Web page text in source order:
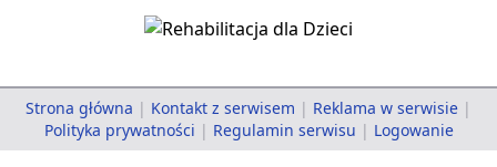
Strona główna | Kontakt z serwisem | Reklama w serwisie |
Polityka prywatności | Regulamin serwisu | Logowanie